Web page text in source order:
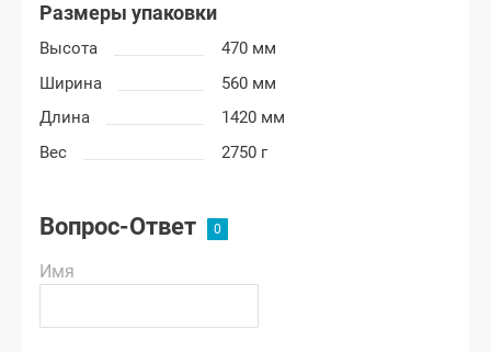
Размеры упаковки
Высота
470 мм
Ширина
560 мм
Длина
1420 мм
Вес
2750 г
Вопрос-Ответ
Имя